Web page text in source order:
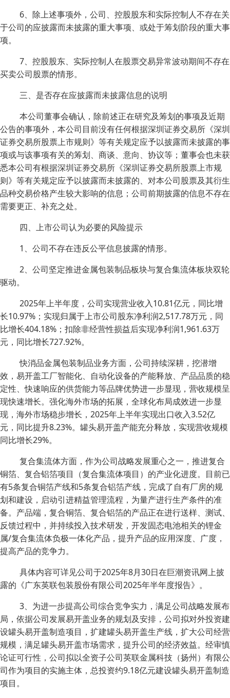
6、除上述事项外，公司、控股股东和实际控制人不存在关
于公司的应披露而未披露的重大事项、或处于筹划阶段的重大事
项。
7、控股股东、实际控制人在股票交易异常波动期间不存在
买卖公司股票的情形。
三、是否存在应披露而未披露信息的说明
本公司董事会确认，除前述正在研究及筹划的事项及近期
公告的事项外，本公司目前没有任何根据深圳证券交易所《深圳
证券交易所股票上市规则》等有关规定应予以披露而未披露的事
项或与该事项有关的筹划、商谈、意向、协议等；董事会也未获
悉本公司有根据深圳证券交易所《深圳证券交易所股票上市规
则》等有关规定应予以披露而未披露的、对本公司股票及其衍生
品种交易价格产生较大影响的信息；公司前期披露的信息不存在
需要更正、补充之处。
四、上市公司认为必要的风险提示
1、公司不存在违反公平信息披露的情形。
2、公司坚定推进金属包装制品板块与复合集流体板块双轮
驱动。
2025年上半年度，公司实现营业收入10.81亿元，同比增
长10.97%；实现归属于上市公司股东净利润2,517.78万元，同
比增长404.18%；扣除非经营性损益后实现净利润1,961.63万
元，同比增长727.92%。
快消品金属包装制品业务方面，公司持续深耕，挖潜增
效，易开盖工厂智能化、自动化设备的产能释放、产品品质的稳
定性、快速响应的供货能力等品牌优势进一步显现，营收规模呈
现快速增长。强化海外市场的拓展，全球化布局成效进一步显
现，海外市场稳步增长，2025年上半年实现出口收入3.52亿
元，同比提升8.23%。罐头易开盖产能充分释放，实现营收规模
同比增长29%。
复合集流体方面，作为公司战略发展重心之一，推进复合
铜箔、复合铝箔项目（复合集流体项目）的产业化进度。目前已
有5条复合铜箔产线和5条复合铝箔产线，完成了自有厂房的规
划和建设，启动引进精益管理流程，为量产进行生产条件的准
备。产品端，复合铜箔、复合铝箔的产品正在进行送样、测试、
反馈过程中，并持续投入技术研发，开发固态电池相关的锂金
属/复合集流体负极一体化产品，提升产品的应用深度、广度，
提高产品的竞争力。
具体内容可详见公司于2025年8月30日在巨潮资讯网上披
露的《广东英联包装股份有限公司2025年半年度报告》。
3、为进一步提高公司综合竞争实力，满足公司战略发展布
局，依据公司发展易开盖业务的规划及安排，公司拟对外投资建
设罐头易开盖制造项目，扩建罐头易开盖生产线，扩大公司经营
规模，满足罐头易开盖市场需求，提升公司的经济效益。经审慎
论证可行性，公司拟以全资子公司英联金属科技（扬州）有限公
司作为项目的实施主体，总投资约9.18亿元建设罐头易开盖制造
项目。